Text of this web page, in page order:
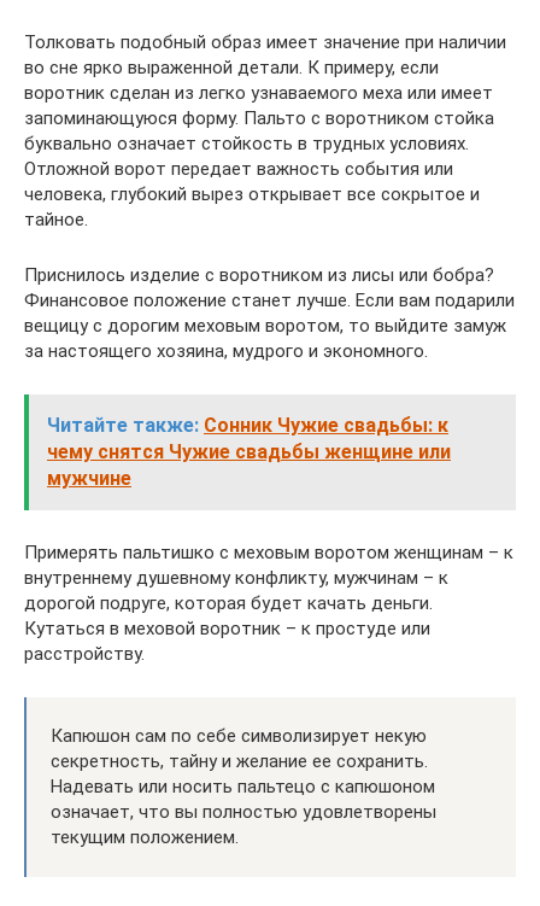
Толковать подобный образ имеет значение при наличии
во сне ярко выраженной детали. К примеру, если
воротник сделан из легко узнаваемого меха или имеет
запоминающуюся форму. Пальто с воротником стойка
буквально означает стойкость в трудных условиях.
Отложной ворот передает важность события или
человека, глубокий вырез открывает все сокрытое и
тайное.
Приснилось изделие с воротником из лисы или бобра?
Финансовое положение станет лучше. Если вам подарили
вещицу с дорогим меховым воротом, то выйдите замуж
за настоящего хозяина, мудрого и экономного.
Читайте также: Сонник Чужие свадьбы: к
чему снятся Чужие свадьбы женщине или
мужчине
Примерять пальтишко с меховым воротом женщинам – к
внутреннему душевному конфликту, мужчинам – к
дорогой подруге, которая будет качать деньги.
Кутаться в меховой воротник – к простуде или
расстройству.
Капюшон сам по себе символизирует некую
секретность, тайну и желание ее сохранить.
Надевать или носить пальтецо с капюшоном
означает, что вы полностью удовлетворены
текущим положением.